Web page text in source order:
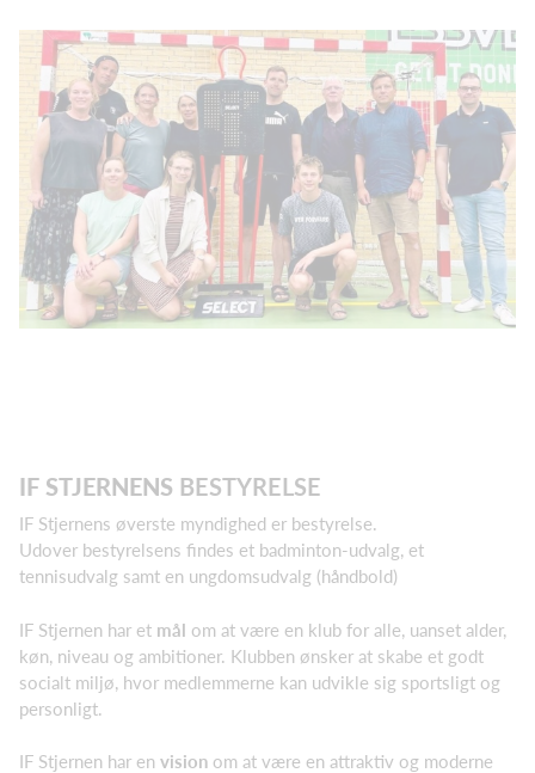
IF STJERNENS BESTYRELSE
IF Stjernens øverste myndighed er bestyrelse.
Udover bestyrelsens findes et badminton-udvalg, et
tennisudvalg samt en ungdomsudvalg (håndbold)
IF Stjernen har et mål om at være en klub for alle, uanset alder,
køn, niveau og ambitioner. Klubben ønsker at skabe et godt
socialt miljø, hvor medlemmerne kan udvikle sig sportsligt og
personligt.
IF Stjernen har en vision om at være en attraktiv og moderne